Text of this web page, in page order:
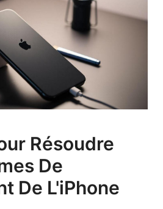
Résoudre
De
De L'iPhone